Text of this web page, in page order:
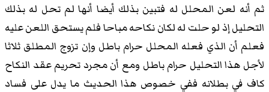
ثم أنه لعن المحلل له فتبين بذلك أيضا أنها لم تحل له بذلك
التحليل إذ لو حلت له لكان نكاحه مباحا فلم يستحق اللعن عليه
فعلم أن الذي فعله المحلل حرام باطل وإن تزوج المطلق ثلاثا
لأجل هذا التحليل حرام باطل ومع أن مجرد تحريم عقد النكاح
كاف في بطلانه ففي خصوص هذا الحديث ما يدل على فساد